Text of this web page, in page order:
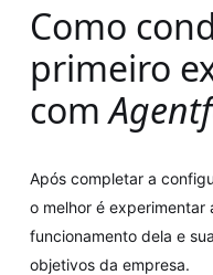
Como
primeiro
com
Após completar a
o melhor é
funcionamento dela e
objetivos da empresa.